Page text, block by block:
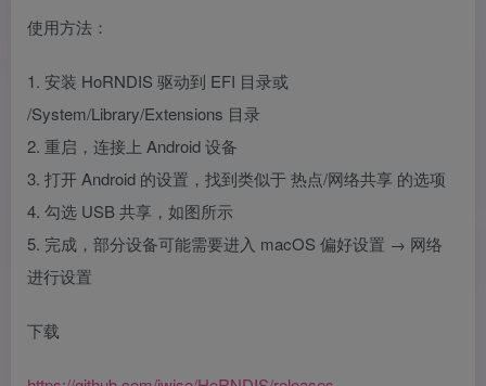
使用方法：
1. 安装 HoRNDIS 驱动到 EFI 目录或
/System/Library/Extensions 目录
2. 重启，连接上 Android 设备
3. 打开 Android 的设置，找到类似于 热点/网络共享 的选项
4. 勾选 USB 共享，如图所示
5. 完成，部分设备可能需要进入 macOS 偏好设置 → 网络
进行设置
下载